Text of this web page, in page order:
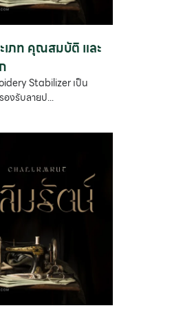
เภท คุณสมบัติ และ
Stabilizer เป็น
งรับลายป...